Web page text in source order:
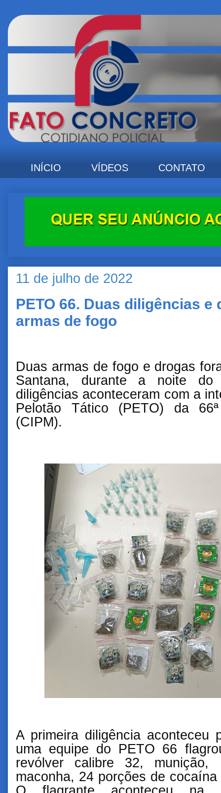
INÍCIO VÍDEOS CONTATO
11 de julho de 2022
PETO 66. Duas diligências e
armas de fogo
Duas armas de fogo e drogas
Santana, durante a noite
diligências aconteceram com a
Pelotão Tático (PETO) da
(CIPM).
A primeira diligência aconteceu
uma equipe do PETO 66
revólver calibre 32, munição,
maconha, 24 porções de